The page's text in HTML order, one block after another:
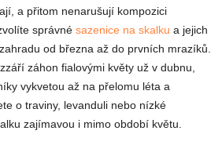
a přitom nenarušují kompozici
správné sazenice na skalku a jejich
od března až do prvních mrazíků.
záhon fialovými květy už v dubnu,
vykvetou až na přelomu léta a
o traviny, levanduli nebo nízké
zajímavou i mimo období květu.